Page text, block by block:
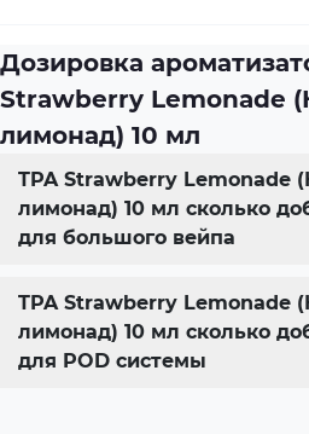
Дозировка
Strawberry Lemonade
лимонад) 10 мл
TPA Strawberry Lemonade
лимонад) 10 мл сколько
для большого вейпа
TPA Strawberry Lemonade
лимонад) 10 мл сколько
для POD системы